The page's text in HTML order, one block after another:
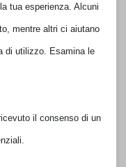
Grigio.
tua esperienza. Alcuni
mentre altri ci aiutano
di utilizzo. Esamina le
il consenso di un